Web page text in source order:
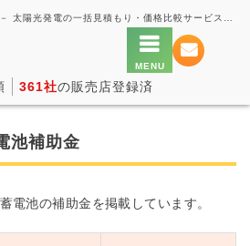
361社の販売店登録済
池補助金
電池の補助金を掲載しています。